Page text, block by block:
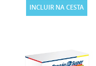
INCLUIR NA CESTA